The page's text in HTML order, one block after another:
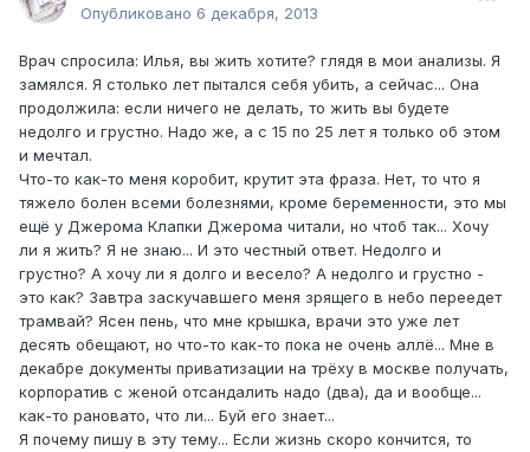
Опубликовано 6 декабря, 2013
Врач спросила: Илья, вы жить хотите? глядя в мои анализы. Я
замялся. Я столько лет пытался себя убить, а сейчас... Она
продолжила: если ничего не делать, то жить вы будете
недолго и грустно. Надо же, а с 15 по 25 лет я только об этом
и мечтал.
Что-то как-то меня коробит, крутит эта фраза. Нет, то что я
тяжело болен всеми болезнями, кроме беременности, это мы
ещё у Джерома Клапки Джерома читали, но чтоб так... Хочу
ли я жить? Я не знаю... И это честный ответ. Недолго и
грустно? А хочу ли я долго и весело? А недолго и грустно -
это как? Завтра заскучавшего меня зрящего в небо переедет
трамвай? Ясен пень, что мне крышка, врачи это уже лет
десять обещают, но что-то как-то пока не очень аллё... Мне в
декабре документы приватизации на трёху в москве получать,
корпоратив с женой отсандалить надо (два), да и вообще...
как-то рановато, что ли... Буй его знает...
Я почему пишу в эту тему... Если жизнь скоро кончится, то